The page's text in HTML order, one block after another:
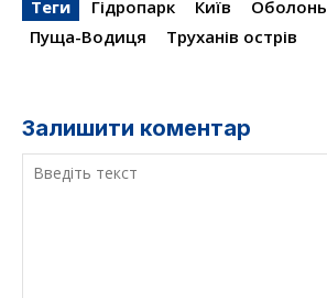
Теги Гідропарк Київ
Оболонь
Пуща-Водиця
Труханів острів
Залишити коментар